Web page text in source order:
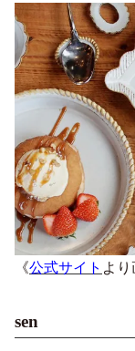
《公式サイト より
sen